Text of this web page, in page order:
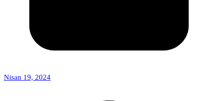
Nisan 19, 2024